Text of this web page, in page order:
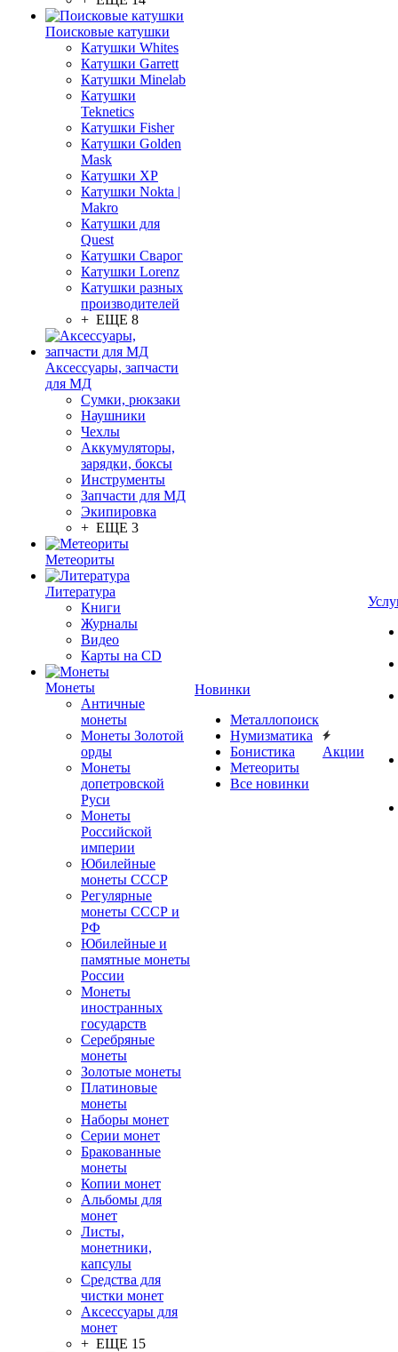
Поисковые катушки
Катушки Whites
Катушки Garrett
Катушки Minelab
Катушки
Teknetics
Катушки Fisher
Катушки Golden
Mask
Катушки XP
Катушки Nokta |
Makro
Катушки для
Quest
Катушки Сварог
Катушки Lorenz
Катушки разных
производителей
+ ЕЩЕ 8
Аксессуары, запчасти
для МД
Сумки, рюкзаки
Наушники
Чехлы
Аккумуляторы,
зарядки, боксы
Инструменты
Запчасти для МД
Экипировка
+ ЕЩЕ 3
Метеориты
Литература
Книги
Журналы
Видео
Карты на CD
Монеты
Античные
монеты
Монеты Золотой
орды
Монеты
допетровской
Руси
Монеты
Российской
империи
Юбилейные
монеты СССР
Регулярные
монеты СССР и
РФ
Юбилейные и
памятные монеты
России
Монеты
иностранных
государств
Серебряные
монеты
Золотые монеты
Платиновые
монеты
Наборы монет
Серии монет
Бракованные
монеты
Копии монет
Альбомы для
монет
Листы,
монетники,
капсулы
Средства для
чистки монет
Аксессуары для
монет
+ ЕЩЕ 15
Новинки
Металлопоиск
Нумизматика
Бонистика
Метеориты
Все новинки
Акции